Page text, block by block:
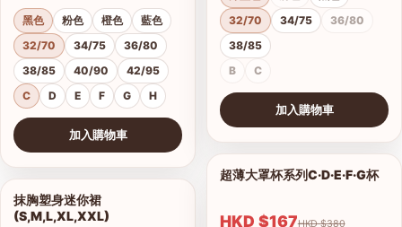
黑色 粉色 橙色
藍色
32/70
34/75
36/80
38/85
40/90
42/95
C
D E F G H
加入購物車
查看圖片
抹胸塑身迷你裙
(S,M,L,XL,XXL)
32/70
34/75
36/80
38/85
B
C
加入購物車
1/12
查看圖片
超薄大罩杯系列C·D·E·F·G杯
HKD $167 HKD $380